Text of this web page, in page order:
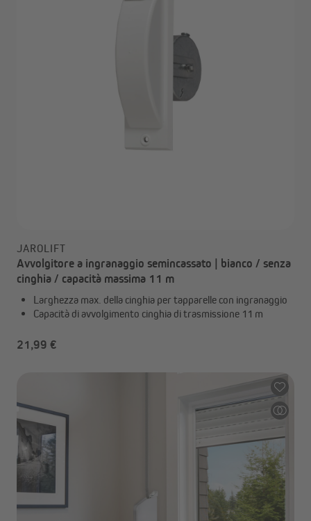
JAROLIFT
Avvolgitore a ingranaggio semincassato | bianco / senza
cinghia / capacità massima 11 m
Larghezza max. della cinghia per tapparelle con ingranaggio
Capacità di avvolgimento cinghia di trasmissione 11 m
21,99 €